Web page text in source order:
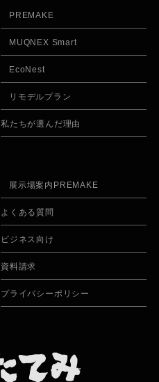
PREMAKE
MUQNEX Smart
EcoNest
リモデルプラン
私たちが選んだ理由
展示場案内PREMAKE
よくある質問
ビジネス向け
資料請求
プライバシーポリシー